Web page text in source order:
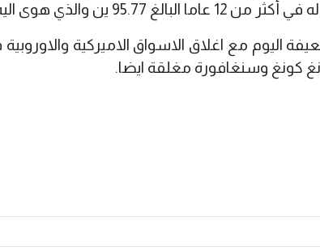
هوى اليه يوم الاثنين.
اليوم مع اغلاق الاسواق الاميركية
كونغ وسنغافورة مغلقة ايضا.